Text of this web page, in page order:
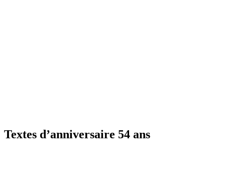
Textes d’anniversaire 54 ans